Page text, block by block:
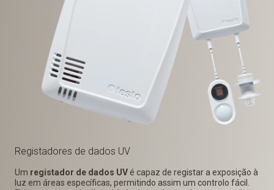
Registadores de dados UV
Um registador de dados UVé capaz de registar a exposição à
luz em áreas específicas, permitindo assim um controlo fácil.